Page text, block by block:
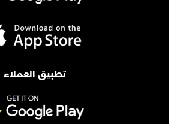
تطبيق العملاء